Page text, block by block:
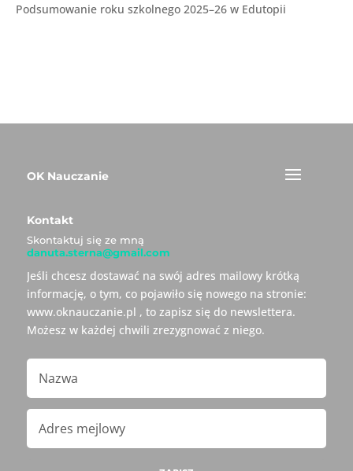
Podsumowanie roku szkolnego 2025–26 w Edutopii
OK Nauczanie
Kontakt
Skontaktuj się ze mną
danuta.sterna@gmail.com
Jeśli chcesz dostawać na swój adres mailowy krótką
informację, o tym, co pojawiło się nowego na stronie:
www.oknauczanie.pl , to zapisz się do newslettera.
Możesz w każdej chwili zrezygnować z niego.